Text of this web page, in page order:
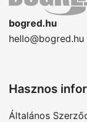
bogred.hu
hello@bogred.hu
Hasznos
Általános